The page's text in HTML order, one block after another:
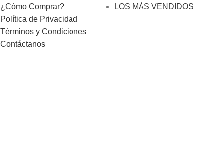
¿Cómo Comprar?
Política de Privacidad
Términos y Condiciones
Contáctanos
LOS MÁS VENDIDOS